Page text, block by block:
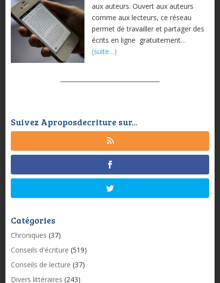
aux auteurs. Ouvert aux auteurs
comme aux lecteurs, ce réseau
permet de travailler et partager des
écrits en ligne gratuitement…
(suite…)
Suivez Aproposdecriture sur...
Catégories
Chroniques (37)
Conseils d'écriture (519)
Conseils de lecture (37)
Divers littéraires (243)